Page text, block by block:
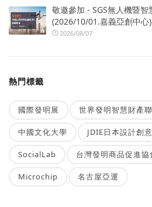
敬邀參加 - SGS無人機暨
(2026/10/01.嘉義亞創中心)
2026/08/07
熱門標籤
國際發明展 世界發明智慧財產
中國文化大學 JDIE日本設計創
SocialLab 台灣發明商品促進協
Microchip 名古屋亞運